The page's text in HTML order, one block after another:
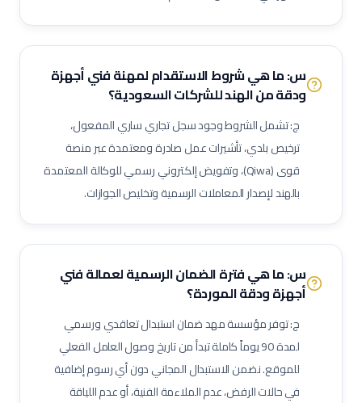
مشرف أعمال سكلات / داربسين
مشرف أعمال عزل صناعي
مشرف أعمال دهان صناعي
فني رش رملي ودهان
مفتش طلاء وعزل
مشغل عمليات إنتاج
مشغل غرفة تحكم
مسؤول سلامة وصحة مهنية (نفط وغاز)
مراقب حرائق وسلامة
منسق تصاريح عمل
مشرف إنتاج
مشرف صيانة (نفط وغاز)
مهندس أنابيب
مهندس ميكانيك (نفط وغاز)
مهندس كهرباء (نفط وغاز)
فني اختبار هيدروليكي
حاسب كميات
طاهي / شيف محترف
س: ما هي شروط الاستقدام لمهنةفني أجهزة
ودقةمن الهند للشركات السعودية؟
ج: تشمل الشروط وجود سجل تجاري ساري المفعول،
ترخيص بلدي، تأشيرات عمل صادرة ومعتمدة عبر منصة
قوى (Qiwa)، وتفويض إلكتروني رسمي للوكالة المعتمدة
بالهند لإصدار المعاملات الرسمية وتخليص الجوازات.
س: ما هي فترة الضمان الرسمية لعمالةفني
أجهزة ودقةالموردة؟
ج: توفر مؤسسة مهد ضمان استبدال تعاقدي ورسمي
لمدة 90 يوماً كاملة تبدأ من تاريخ وصول العامل الفعلي
للموقع. نضمن الاستبدال المجاني دون أي رسوم إضافية
في حالات الرفض، عدم الملاءمة الفنية، أو عدم اللياقة